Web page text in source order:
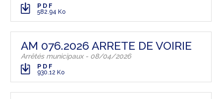
PDF
582.94 Ko
AM 076.2026 ARRETE DE VOIRIE
Arrêtés municipaux - 08/04/2026
PDF
930.12 Ko